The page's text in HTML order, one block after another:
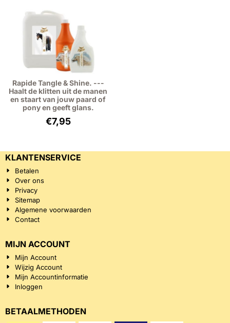
Rapide Tangle & Shine. ---
Haalt de klitten uit de manen
en staart van jouw paard of
pony en geeft glans.
€7,95
KLANTENSERVICE
Betalen
Over ons
Privacy
Sitemap
Algemene voorwaarden
Contact
MIJN ACCOUNT
Mijn Account
Wijzig Account
Mijn Accountinformatie
Inloggen
BETAALMETHODEN